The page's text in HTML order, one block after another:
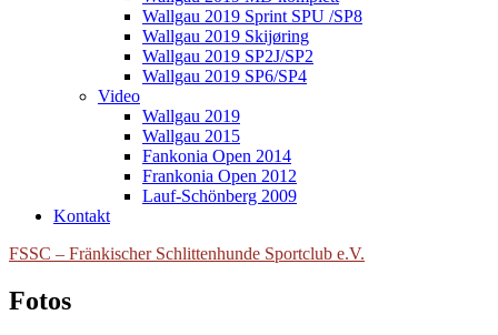
Wallgau 2019 Sprint SPU /SP8
Wallgau 2019 Skijøring
Wallgau 2019 SP2J/SP2
Wallgau 2019 SP6/SP4
Video
Wallgau 2019
Wallgau 2015
Fankonia Open 2014
Frankonia Open 2012
Lauf-Schönberg 2009
Kontakt
FSSC – Fränkischer Schlittenhunde Sportclub e.V.
Fotos